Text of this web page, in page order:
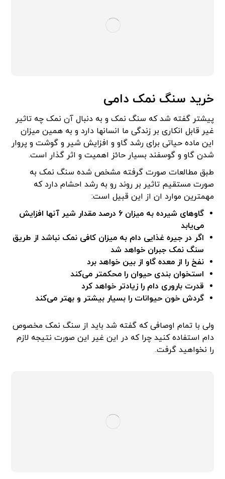
خرید سنگ نمک دامی
پیشتر گفته شد که سنگ نمک و به دنبال آن نمک چه تاثیر
غیر قابل انکاری بر زندگی ما انسانها دارد و به همین میزان
این ماده حیاتی برای رشد گاو و افزایش شیر و گوشت و پروار
شدن گاو و گوسفند بسیار حائز اهمیت و اثر گذار است.
طبق مطالعات صورت گرفته مشخص شده سنگ نمک به
صورت مستقیم تاثیر بر روند رو به رشد احشام دارد که
مهمترین موارد ان از این قبیل است:
گاوهای شیرده به میزان 6 درصد مقدار شیر آنها افزایش
می‌یابد
اگر در جیره غذایی دام به میزان کافی نمک نباشد از طریق
سنگ نمک جبران خواهد شد
نفخ را از معده گاو از بین خواهد برد
استخوان بندی حیوان را محکمتر می‌کند
قدرت باروری دام را زیادتر خواهد کرد
گردش خون حیوانات را بسیار بیشتر و بهتر می‌کند
ولی با تمام اوصافی که گفته شد باید از سنگ نمک مخصوص
دام استفاده کنید چرا که در این غیر این صورت نتیجه لازم
را نخواهید گرفت.